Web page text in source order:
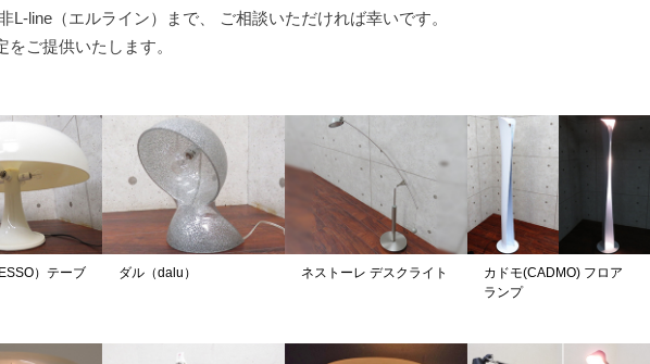
line（エルライン）まで、 ご相談いただければ幸いです。
ご提供いたします。
）テーブ
ダル（dalu） ネストーレ デスクライト
カドモ(CADMO) フロア
ランプ